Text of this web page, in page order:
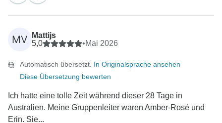
echtes Talent dafür, Menschen zusammenzubringen,
und wir freuen uns sehr, dass jeder Teil der Reise –
von der Unterkunft bis hin zu den Erlebnissen – Ihren
Erwartungen entsprochen hat.
Mit freundlichen Grüßen,
MV
Mattijs
5,0
•Mai 2026
Automatisch übersetzt. In Originalsprache ansehen
Diese Übersetzung bewerten
Ich hatte eine tolle Zeit während dieser 28 Tage in
Australien. Meine Gruppenleiter waren Amber-Rosé und
Erin. Sie...